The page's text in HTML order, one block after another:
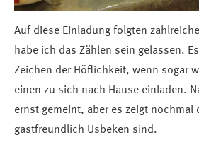
Auf diese Einladung folgten
habe ich das Zählen sein gelassen.
Zeichen der Höflichkeit, wenn sogar
einen zu sich nach Hause einladen.
ernst gemeint, aber es zeigt nochmal
gastfreundlich Usbeken sind.